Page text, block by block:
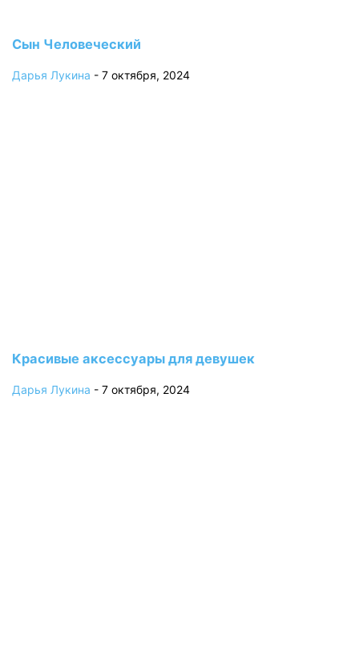
Сын Человеческий
Дарья Лукина - 7 октября, 2024
Красивые аксессуары для девушек
Дарья Лукина - 7 октября, 2024